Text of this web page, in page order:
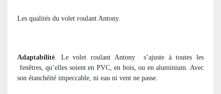
Les qualités du volet roulant Antony.
Adaptabilité . Le volet roulant Antony
s’ajuste à toutes les
fenêtres, qu’elles soient en PVC, en bois, ou en aluminium. Avec
son étanchéité impeccable, ni eau ni vent ne passe.